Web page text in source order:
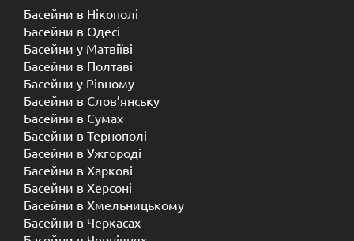
Басейни в Нікополі
Басейни в Одесі
Басейни у Матвіїві
Басейни в Полтаві
Басейни у ​​Рівному
Басейни в Слов’янську
Басейни в Сумах
Басейни в Тернополі
Басейни в Ужгороді
Басейни в Харкові
Басейни в Херсоні
Басейни в Хмельницькому
Басейни в Черкасах